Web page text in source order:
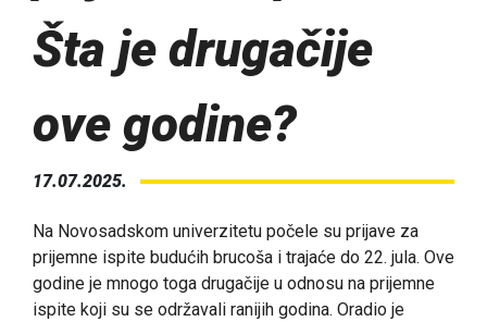
Šta je drugačije
ove godine?
17.07.2025.
Na Novosadskom univerzitetu počele su prijave za
prijemne ispite budućih brucoša i trajaće do 22. jula. Ove
godine je mnogo toga drugačije u odnosu na prijemne
ispite koji su se održavali ranijih godina. Oradio je